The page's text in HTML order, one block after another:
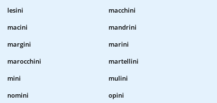
lesini
macchini
macini
mandrini
margini
marini
marocchini
martellini
mini
mulini
nomini
opini